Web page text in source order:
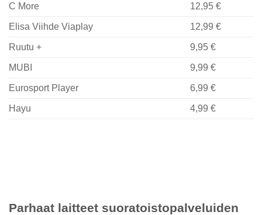
C More 12,95 €
Elisa Viihde Viaplay 12,99 €
Ruutu + 9,95 €
MUBI 9,99 €
Eurosport Player 6,99 €
Hayu 4,99 €
Parhaat laitteet suoratoistopalveluiden